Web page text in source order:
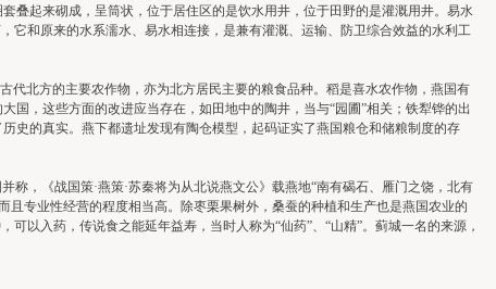
叠起来砌成，呈筒状，位于居住区的是饮水用井，位于田野的是灌溉用井。易水
它和原来的水系濡水、易水相连接，是兼有灌溉、运输、防卫综合效益的水利工
北方的主要农作物，亦为北方居民主要的粮食品种。稻是喜水农作物，燕国有
，这些方面的改进应当存在，如田地中的陶井，当与“园圃”相关；铁犁铧的出
史的真实。燕下都遗址发现有陶仓模型，起码证实了燕国粮仓和储粮制度的存
，《战国策·燕策·苏秦将为从北说燕文公》载燕地“南有碣石、雁门之饶，北有
专业性经营的程度相当高。除枣栗果树外，桑蚕的种植和生产也是燕国农业的
以入药，传说食之能延年益寿，当时人称为“仙药”、“山精”。蓟城一名的来源，